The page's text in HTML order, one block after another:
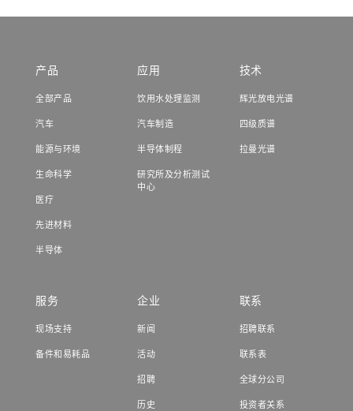
产品
全部产品
汽车
能源与环境
生命科学
医疗
先进材料
半导体
应用
饮用水处理监测
汽车制造
半导体制程
研究所及分析测试
中心
技术
辉光放电光谱
四级质谱
拉曼光谱
服务
现场支持
备件和易耗品
企业
新闻
活动
招聘
历史
联系
招聘联系
联系表
全球分公司
投资者关系